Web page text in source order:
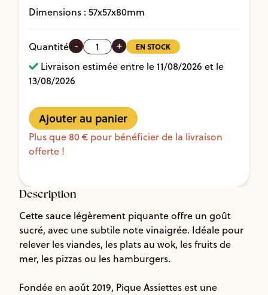
Dimensions : 57x57x80mm
Quantité - + EN STOCK
Livraison estimée entre le 11/08/2026 et le
13/08/2026
Plus que 80 € pour bénéficier de la livraison
offerte !
Description
Cette sauce légèrement piquante offre un goût
sucré, avec une subtile note vinaigrée. Idéale pour
relever les viandes, les plats au wok, les fruits de
mer, les pizzas ou les hamburgers.
Fondée en août 2019, Pique Assiettes est une